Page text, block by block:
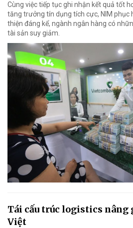
Cùng việc tiếp tục ghi nhận kết quả tốt
tăng trưởng tín dụng tích cực, NIM phục
thiện đáng kể, ngành ngân hàng có
tài sản suy giảm.
Tái cấu trúc logistics nâng
Việt